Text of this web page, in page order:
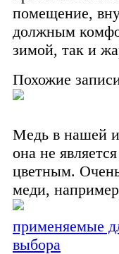
помещение,
должным
зимой, так и
Похожие
Медь в нашей
она не
цветным.
меди,
применяемые
выбора